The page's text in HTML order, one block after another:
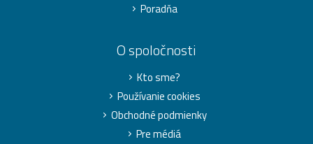
Poradňa
O spoločnosti
Kto sme?
Používanie cookies
Obchodné podmienky
Pre médiá